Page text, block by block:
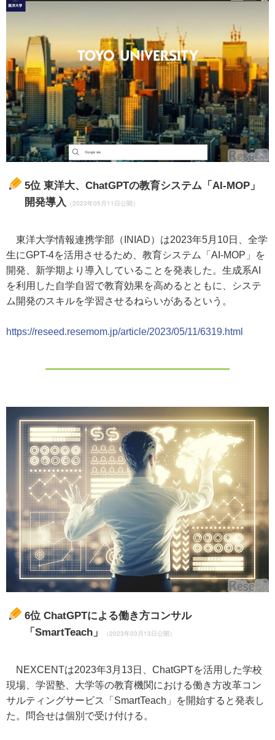
5位 東洋大、ChatGPTの教育システム「AI-MOP」
開発導入 （2023年05月11日公開）
東洋大学情報連携学部（INIAD）は2023年5月10日、全学
生にGPT-4を活用させるため、教育システム「AI-MOP」を
開発、新学期より導入していることを発表した。生成系AI
を利用した自学自習で教育効果を高めるとともに、システ
ム開発のスキルを学習させるねらいがあるという。
https://reseed.resemom.jp/article/2023/05/11/6319.html
6位 ChatGPTによる働き方コンサル
「SmartTeach」
（2023年03月13日公開）
NEXCENTは2023年3月13日、ChatGPTを活用した学校
現場、学習塾、大学等の教育機関における働き方改革コン
サルティングサービス「SmartTeach」を開始すると発表し
た。問合せは個別で受け付ける。